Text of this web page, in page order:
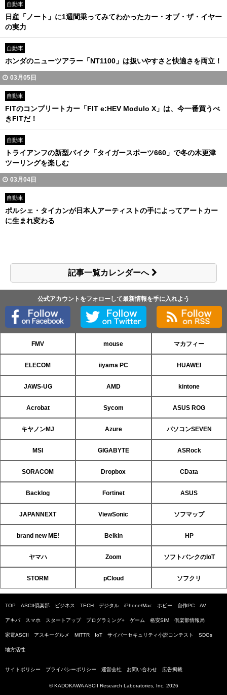
自動車
日産「ノート」に1週間乗ってみてわかったカー・オブ・ザ・イヤー
の実力
自動車
ホンダのニューツアラー「NT1100」は扱いやすさと快適さを両立！
03月05日
自動車
FITのコンプリートカー「FIT e:HEV Modulo X」は、今一番買うべ
きFITだ！
自動車
トライアンフの新型バイク「タイガースポーツ660」で冬の木更津
ツーリングを楽しむ
03月04日
自動車
ポルシェ・タイカンが日本人アーティストの手によってアートカー
に生まれ変わる
記事一覧カレンダーへ
公式アカウントをフォローして最新情報を手に入れよう
FMV mouse マカフィー
ELECOM iiyama PC HUAWEI
JAWS-UG AMD kintone
Acrobat Sycom ASUS ROG
キヤノンMJ Azure パソコンSEVEN
MSI GIGABYTE ASRock
SORACOM Dropbox CData
Backlog Fortinet ASUS
JAPANNEXT ViewSonic ソフマップ
brand new ME! Belkin HP
ヤマハ Zoom ソフトバンクのIoT
STORM pCloud ソフクリ
TOP ASCII倶楽部 ビジネス TECH デジタル iPhone/Mac ホビー 自作PC AV
アキバ スマホ スタートアップ プログラミング+ ゲーム 格安SIM 倶楽部情報局
家電ASCII アスキーグルメ MITTR IoT サイバーセキュリティ小説コンテスト SDGs
地方活性
サイトポリシー プライバシーポリシー 運営会社 お問い合わせ 広告掲載
© KADOKAWA ASCII Research Laboratories, Inc. 2026